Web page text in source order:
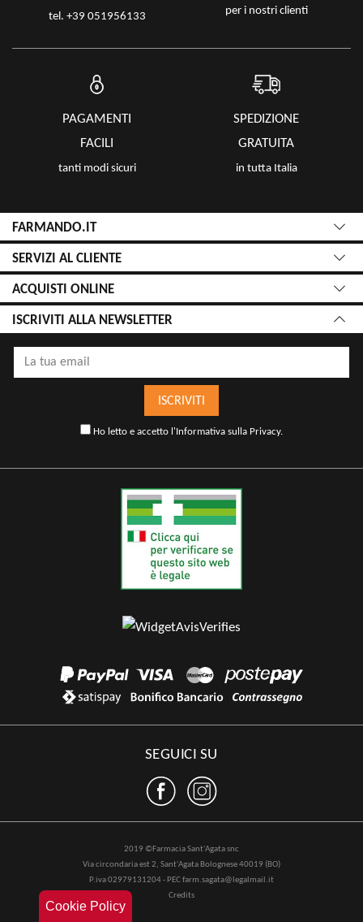
Cookie Policy
tel. +39 051956133 per i nostri clienti
PAGAMENTI
FACILI
tanti modi sicuri
SPEDIZIONE
GRATUITA
in tutta Italia
FARMANDO.IT
SERVIZI AL CLIENTE
ACQUISTI ONLINE
ISCRIVITI ALLA NEWSLETTER
ISCRIVITI
Ho letto e accetto l'Informativa sulla Privacy.
SEGUICI SU
2019 ©Farmacia Sant'Agata snc
Via circondaria est 2, Sant'Agata Bolognese 40019 (BO)
P.iva 02979131204 - PEC farm.sagata@legalmail.it
Credits